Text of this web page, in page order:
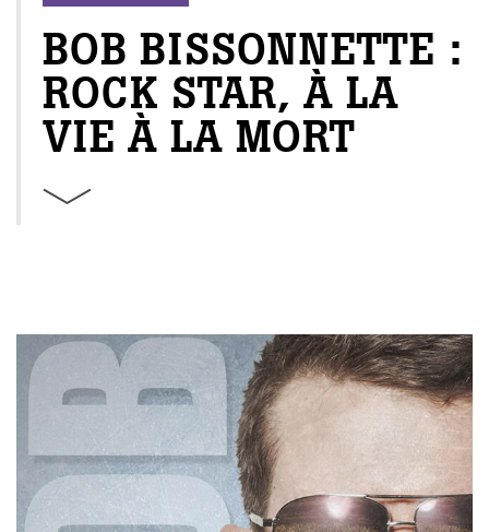
BOB BISSONNETTE :
ROCK STAR, À LA
VIE À LA MORT